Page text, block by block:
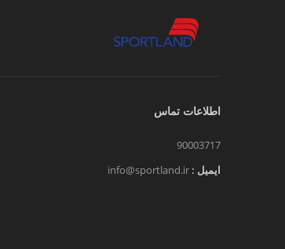
اطلاعات تماس
90003717
ایمیل : info@sportland.ir